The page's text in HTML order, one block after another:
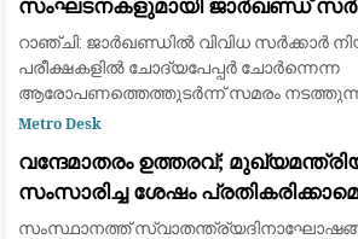
നടത്തി; സമരം തുടരുമെന്ന്
റാഞ്ചി: ജാർഖണ്ഡിൽ വിവിധ സർക്കാർ
പരീക്ഷകളിൽ ചോദ്യപേപ്പർ ചോർന്നെന്ന
ആരോപണത്തെത്തുടർന്ന് സമരം
വിദ്യാർത്ഥി പ്രതിനിധികളുമായി സംസ്ഥാന
അഞ്ചംഗ സർക്കാർ
Metro Desk
വന്ദേമാതരം ഉത്തരവ്;
സംസാരിച്ച ശേഷം
കുഞ്ഞാലിക്കുട്ടി: നിലപാടിൽ
സംസ്ഥാനത്ത്